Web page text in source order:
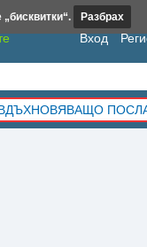
Вход
Разбрах